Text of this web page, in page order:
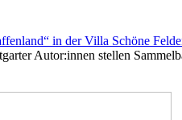
in der Villa Schöne
Autor:innen stellen